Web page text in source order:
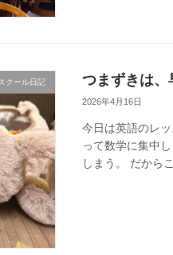
クール日記 つまずきは、
2026年4月16日
今日は英語のレ
って数学に集中
しまう。 だから